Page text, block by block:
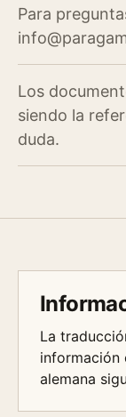
Para
Los
siendo la
duda.
La
información
alemana